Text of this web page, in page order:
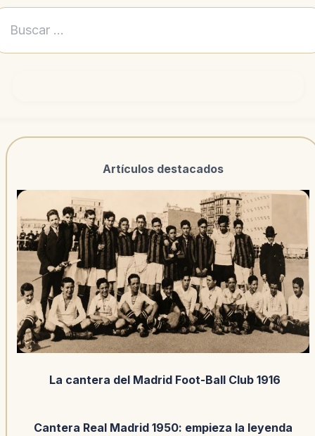
Artículos destacados
La cantera del Madrid Foot-Ball Club 1916
Cantera Real Madrid 1950: empieza la leyenda